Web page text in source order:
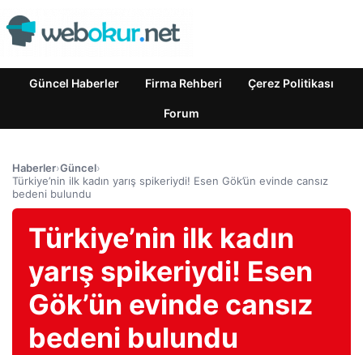
Güncel Haberler Firma Rehberi Çerez Politikası
Forum
Haberler›Güncel›
Türkiye’nin ilk kadın yarış spikeriydi! Esen Gök’ün evinde cansız
bedeni bulundu
Türkiye’nin ilk kadın
yarış spikeriydi! Esen
Gök’ün evinde cansız
bedeni bulundu